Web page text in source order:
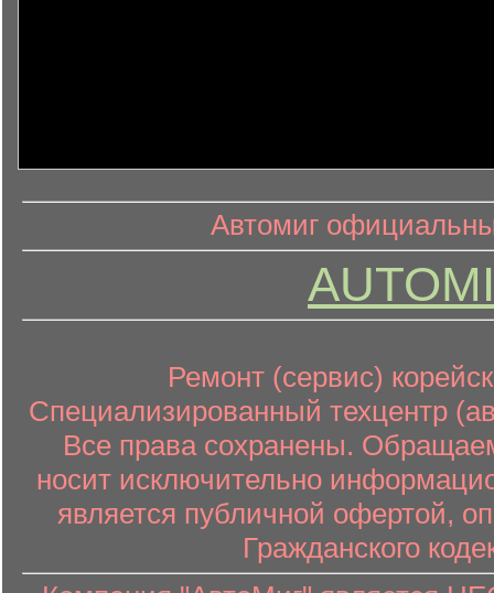
информационный контент
Автомиг
Ремонт (сервис)
Специализированный техцентр
Все права сохранены.
носит исключительно
является публичной офертой,
Гражданского